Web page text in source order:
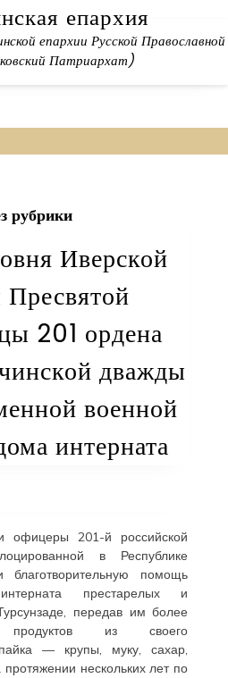
епархия
епархии Русской Православной
Патриархат)
рубрики
Иверской
201 ордена
дважды
военной
интерната
офицеры 201-й российской
в Республике
благотворительную помощь
престарелых и
передав им более
из своего
пайка — крупы, муку, сахар,
нескольких лет по